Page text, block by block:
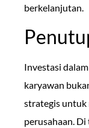
berkelanjutan.
Investasi
karyawan
strategis untuk
perusahaan.